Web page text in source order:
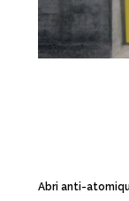
Abri anti-